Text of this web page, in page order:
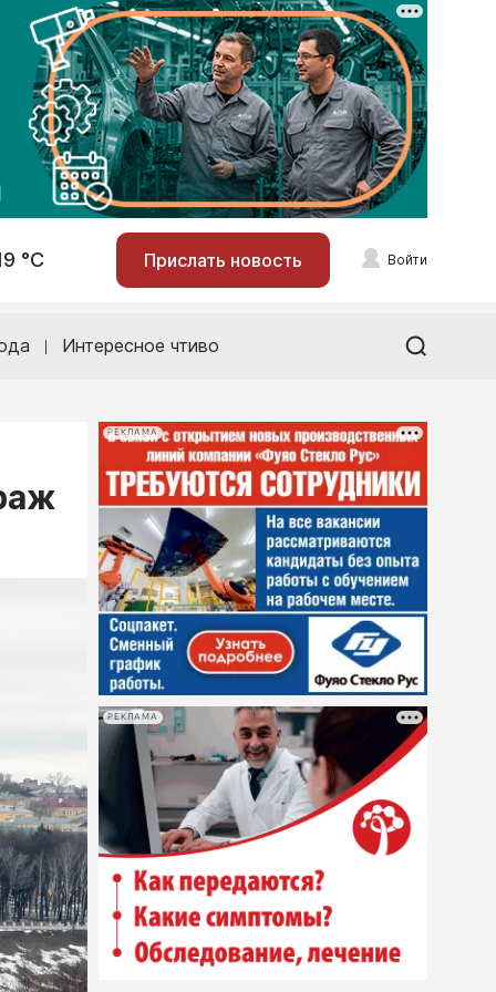
°С Прислать новость Войти
Интересное чтиво
РЕКЛАМА
РЕКЛАМА